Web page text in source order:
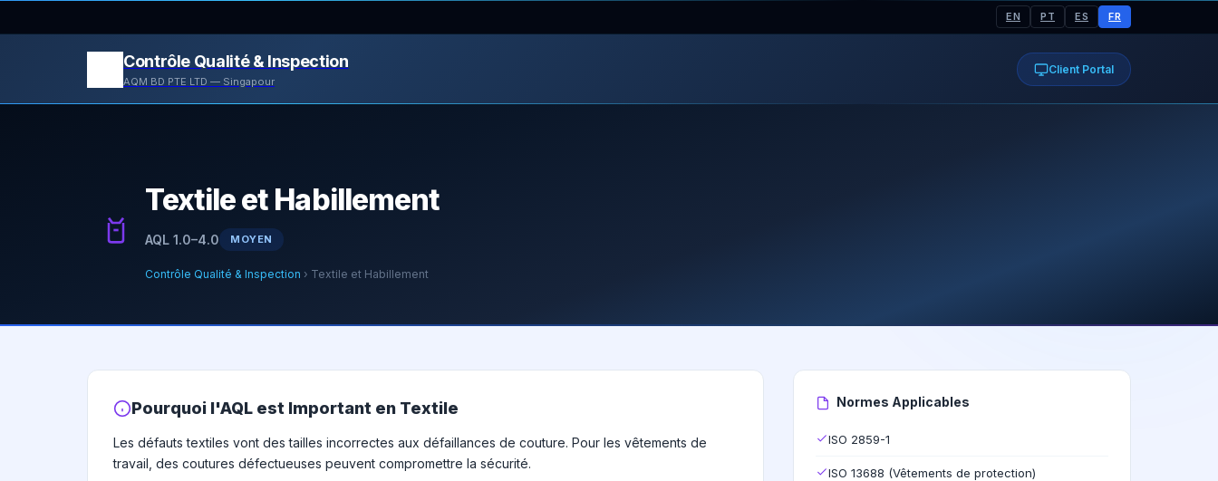
EN PT ES FR
Contrôle Qualité & Inspection
AQM BD PTE LTD — Singapour
Client Portal
Textile et Habillement
AQL 1.0–4.0 MOYEN
Contrôle Qualité & Inspection › Textile et Habillement
Pourquoi l'AQL est Important en Textile
Les défauts textiles vont des tailles incorrectes aux défaillances de couture. Pour les vêtements de
travail, des coutures défectueuses peuvent compromettre la sécurité.
Normes Applicables
ISO 2859-1
ISO 13688 (Vêtements de protection)